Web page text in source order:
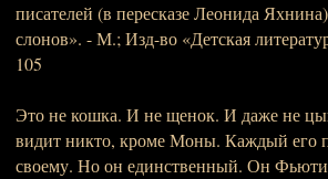
писателей (в пересказе Леонида
слонов». - М.; Изд-во «Детская
105
Это не кошка. И не щенок. И даже не
видит никто, кроме Моны. Каждый его
своему. Но он единственный. Он